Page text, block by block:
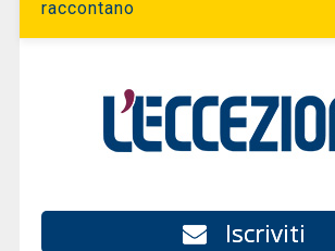
raccontano
Iscriviti